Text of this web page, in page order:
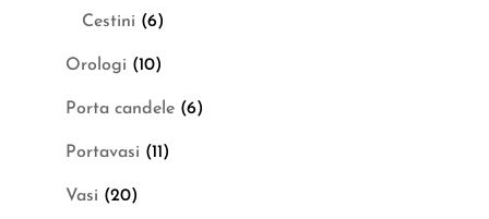
Cestini (6)
Orologi (10)
Porta candele (6)
Portavasi (11)
Vasi (20)